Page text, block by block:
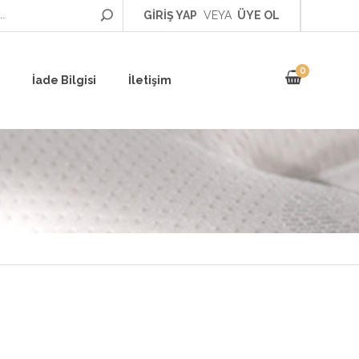
GİRİŞ YAP VEYA ÜYE OL
İade Bilgisi İletişim
0